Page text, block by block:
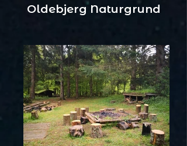
Oldebjerg Naturgrund